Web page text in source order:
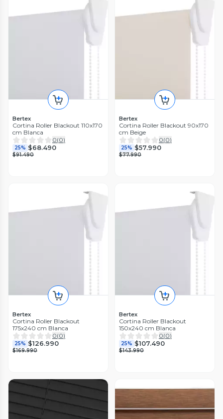
Bertex
Cortina Roller Blackout 110x170
cm Blanca
0(0)
25% $68.490
$91.490
Bertex
Cortina Roller Blackout 90x170
cm Beige
0(0)
25% $57.990
$77.990
Bertex
Cortina Roller Blackout
175x240 cm Blanca
0(0)
25% $126.990
$169.990
Bertex
Cortina Roller Blackout
150x240 cm Blanca
0(0)
25% $107.490
$143.990